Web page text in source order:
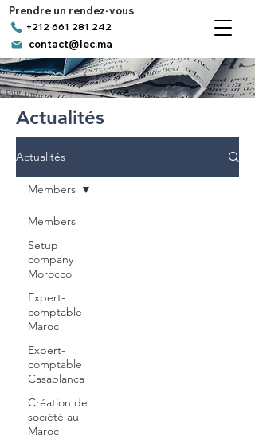
+212 661 281 242
contact@lec.ma
Prendre un rendez-vous
Actualités
Actualités
Members
Setup
company
Morocco
Expert-
comptable
Maroc
Expert-
comptable
Casablanca
Création de
société au
Maroc
Members